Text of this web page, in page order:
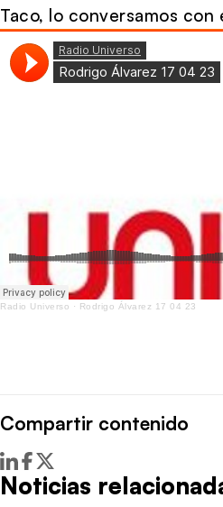
Taco, lo conversamos
Radio Universo · Rodrigo Álvarez 17 04 23
Compartir contenido
Noticias